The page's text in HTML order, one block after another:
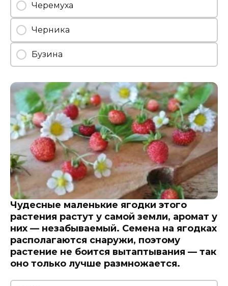
Черемуха
Черника
Бузина
Чудесные маленькие ягодки этого
растения растут у самой земли, аромат у
них — незабываемый. Семена на ягодках
располагаются снаружи, поэтому
растение не боится вытаптывания — так
оно только лучше размножается.